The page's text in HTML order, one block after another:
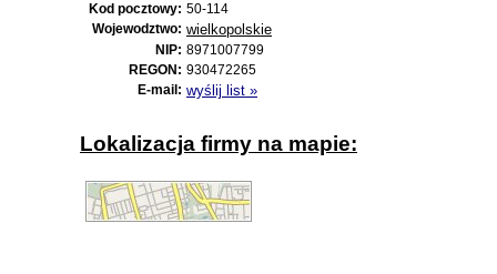
Kod pocztowy: 50-114
Wojewodztwo: wielkopolskie
NIP: 8971007799
REGON: 930472265
E-mail: wyślij list »
Lokalizacja firmy na mapie: